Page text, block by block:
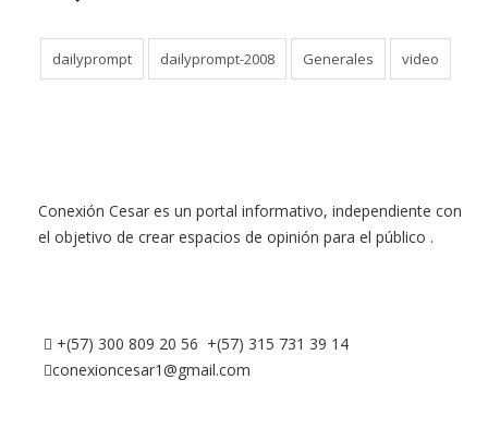
dailyprompt dailyprompt-2008 Generales video
Conexión Cesar es un portal informativo, independiente con
el objetivo de crear espacios de opinión para el público .
+(57) 300 809 20 56 +(57) 315 731 39 14
conexioncesar1@gmail.com